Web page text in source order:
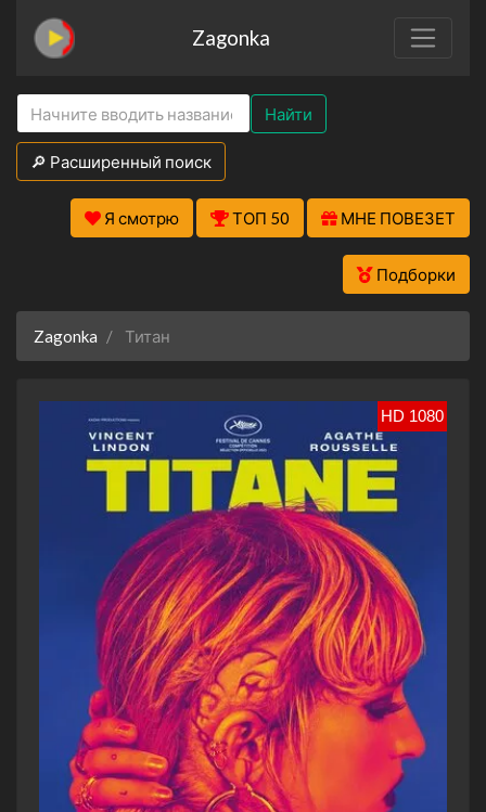
Zagonka
Найти
🔎 Расширенный поиск
Я смотрю ТОП 50 МНЕ ПОВЕЗЕТ
Подборки
Zagonka Титан
HD 1080